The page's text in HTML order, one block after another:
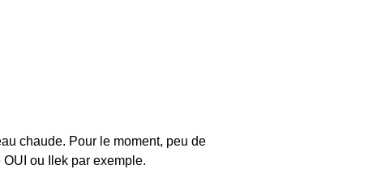
chaude. Pour le moment, peu de
ou Ilek par exemple.